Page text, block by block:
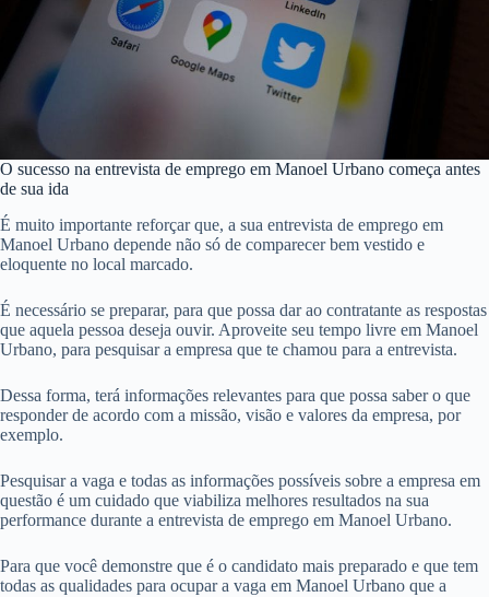
O sucesso na entrevista de emprego em Manoel Urbano começa antes
de sua ida
É muito importante reforçar que, a sua entrevista de emprego em
Manoel Urbano depende não só de comparecer bem vestido e
eloquente no local marcado.
É necessário se preparar, para que possa dar ao contratante as respostas
que aquela pessoa deseja ouvir. Aproveite seu tempo livre em Manoel
Urbano, para pesquisar a empresa que te chamou para a entrevista.
Dessa forma, terá informações relevantes para que possa saber o que
responder de acordo com a missão, visão e valores da empresa, por
exemplo.
Pesquisar a vaga e todas as informações possíveis sobre a empresa em
questão é um cuidado que viabiliza melhores resultados na sua
performance durante a entrevista de emprego em Manoel Urbano.
Para que você demonstre que é o candidato mais preparado e que tem
todas as qualidades para ocupar a vaga em Manoel Urbano que a